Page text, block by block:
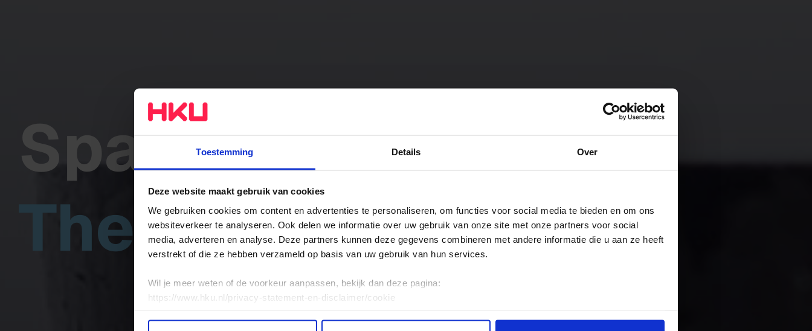
Toestemming Details Over
Deze website maakt gebruik van cookies
We gebruiken cookies om content en advertenties te personaliseren, om functies voor social media te bieden en om ons
websiteverkeer te analyseren. Ook delen we informatie over uw gebruik van onze site met onze partners voor social
media, adverteren en analyse. Deze partners kunnen deze gegevens combineren met andere informatie die u aan ze heeft
verstrekt of die ze hebben verzameld op basis van uw gebruik van hun services.
Wil je meer weten of de voorkeur aanpassen, bekijk dan deze pagina:
https://www.hku.nl/privacy-statement-en-disclaimer/cookie
Spatial Design
The study